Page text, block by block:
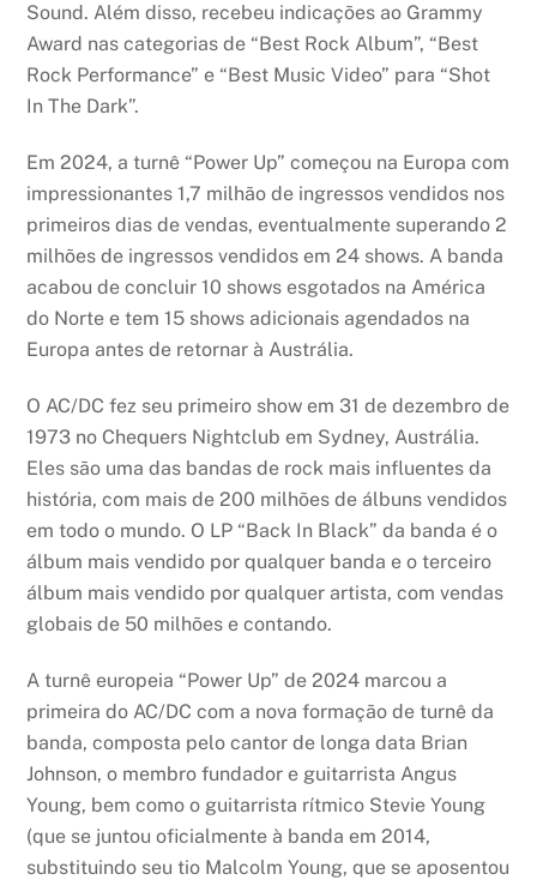
Sound. Além disso, recebeu indicações ao Grammy
Award nas categorias de “Best Rock Album”, “Best
Rock Performance” e “Best Music Video” para “Shot
In The Dark”.
Em 2024, a turnê “Power Up” começou na Europa com
impressionantes 1,7 milhão de ingressos vendidos nos
primeiros dias de vendas, eventualmente superando 2
milhões de ingressos vendidos em 24 shows. A banda
acabou de concluir 10 shows esgotados na América
do Norte e tem 15 shows adicionais agendados na
Europa antes de retornar à Austrália.
O AC/DC fez seu primeiro show em 31 de dezembro de
1973 no Chequers Nightclub em Sydney, Austrália.
Eles são uma das bandas de rock mais influentes da
história, com mais de 200 milhões de álbuns vendidos
em todo o mundo. O LP “Back In Black” da banda é o
álbum mais vendido por qualquer banda e o terceiro
álbum mais vendido por qualquer artista, com vendas
globais de 50 milhões e contando.
A turnê europeia “Power Up” de 2024 marcou a
primeira do AC/DC com a nova formação de turnê da
banda, composta pelo cantor de longa data Brian
Johnson, o membro fundador e guitarrista Angus
Young, bem como o guitarrista rítmico Stevie Young
(que se juntou oficialmente à banda em 2014,
substituindo seu tio Malcolm Young, que se aposentou